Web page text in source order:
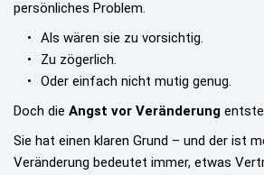
persönliches Problem.
Als wären sie zu vorsichtig.
Zu zögerlich.
Oder einfach nicht mutig genug.
Doch die Angst vor Veränderung
Sie hat einen klaren Grund – und der ist
Veränderung bedeutet immer, etwas